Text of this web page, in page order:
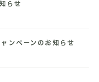
らせ
ンペーンのお知らせ